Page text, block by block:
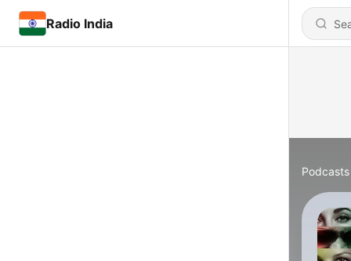
Radio India
Podcasts